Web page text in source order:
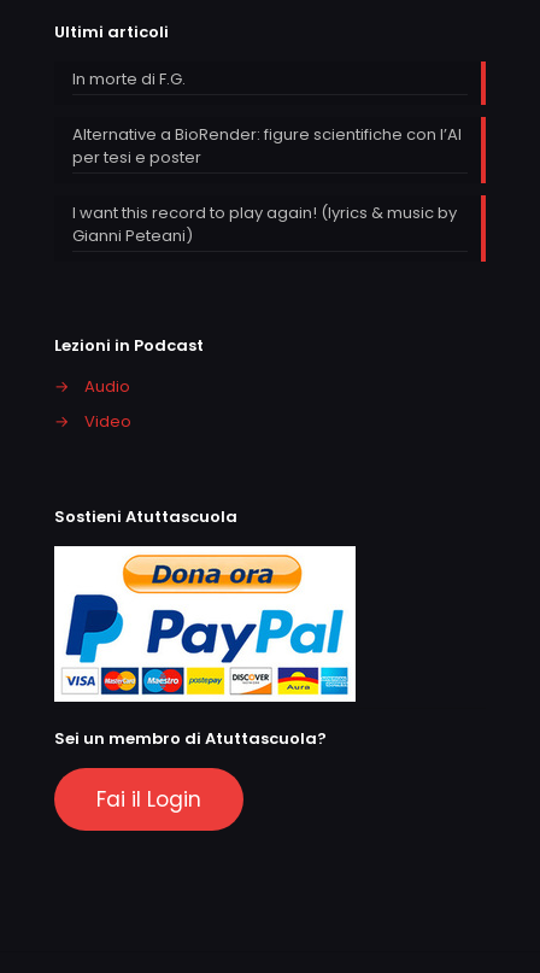
Ultimi articoli
In morte di F.G.
Alternative a BioRender: figure scientifiche con l’AI
per tesi e poster
I want this record to play again! (lyrics & music by
Gianni Peteani)
Lezioni in Podcast
→
Audio
→
Video
Sostieni Atuttascuola
Sei un membro di Atuttascuola?
Fai il Login